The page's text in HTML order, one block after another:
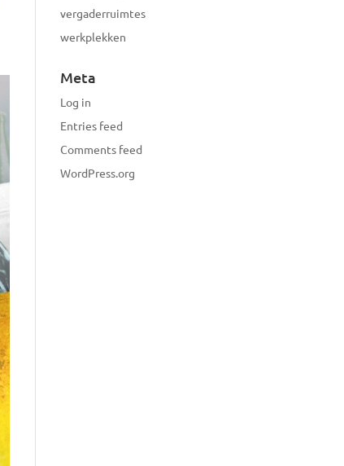
vergaderruimtes
werkplekken
Meta
Log in
Entries feed
Comments feed
WordPress.org